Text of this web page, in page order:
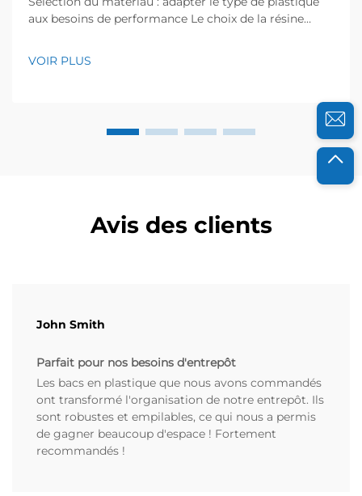
aux besoins de performance Le choix de la résine
les conditions prévues. Le type de résine influence
VOIR PLUS
Avis des clients
John Smith
Parfait pour nos besoins d'entrepôt
Les bacs en plastique que nous avons commandés
ont transformé l'organisation de notre entrepôt. Ils
sont robustes et empilables, ce qui nous a permis
de gagner beaucoup d'espace ! Fortement
recommandés !